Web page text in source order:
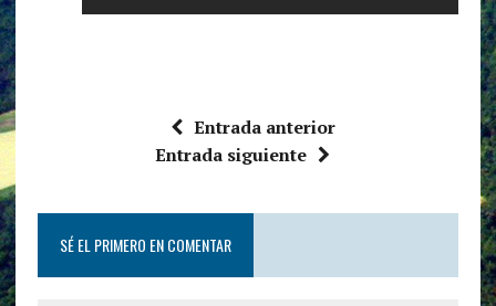
Entrada anterior
Entrada siguiente
SÉ EL PRIMERO EN COMENTAR